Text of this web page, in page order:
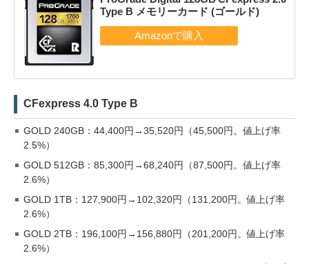
Type B メモリーカード (ゴールド)
CFexpress 4.0 Type B
GOLD 240GB：44,400円→35,520円（45,500円。値上げ率
2.5%）
GOLD 512GB：85,300円→68,240円（87,500円。値上げ率
2.6%）
GOLD 1TB：127,900円→102,320円（131,200円。値上げ率
2.6%）
GOLD 2TB：196,100円→156,880円（201,200円。値上げ率
2.6%）